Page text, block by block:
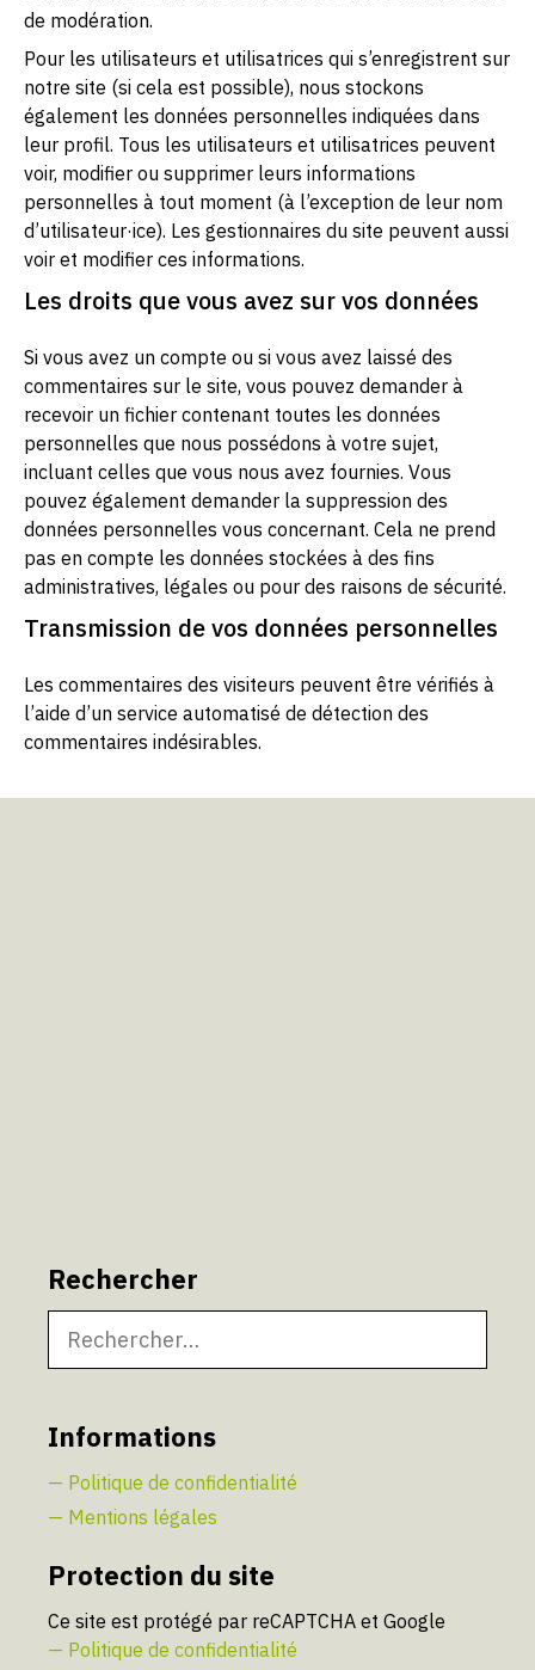
de modération.
Pour les utilisateurs et utilisatrices qui s’enregistrent sur
notre site (si cela est possible), nous stockons
également les données personnelles indiquées dans
leur profil. Tous les utilisateurs et utilisatrices peuvent
voir, modifier ou supprimer leurs informations
personnelles à tout moment (à l’exception de leur nom
d’utilisateur·ice). Les gestionnaires du site peuvent aussi
voir et modifier ces informations.
Les droits que vous avez sur vos données
Si vous avez un compte ou si vous avez laissé des
commentaires sur le site, vous pouvez demander à
recevoir un fichier contenant toutes les données
personnelles que nous possédons à votre sujet,
incluant celles que vous nous avez fournies. Vous
pouvez également demander la suppression des
données personnelles vous concernant. Cela ne prend
pas en compte les données stockées à des fins
administratives, légales ou pour des raisons de sécurité.
Transmission de vos données personnelles
Les commentaires des visiteurs peuvent être vérifiés à
l’aide d’un service automatisé de détection des
commentaires indésirables.
Rechercher
Informations
— Politique de confidentialité
— Mentions légales
Protection du site
Ce site est protégé par reCAPTCHA et Google
— Politique de confidentialité